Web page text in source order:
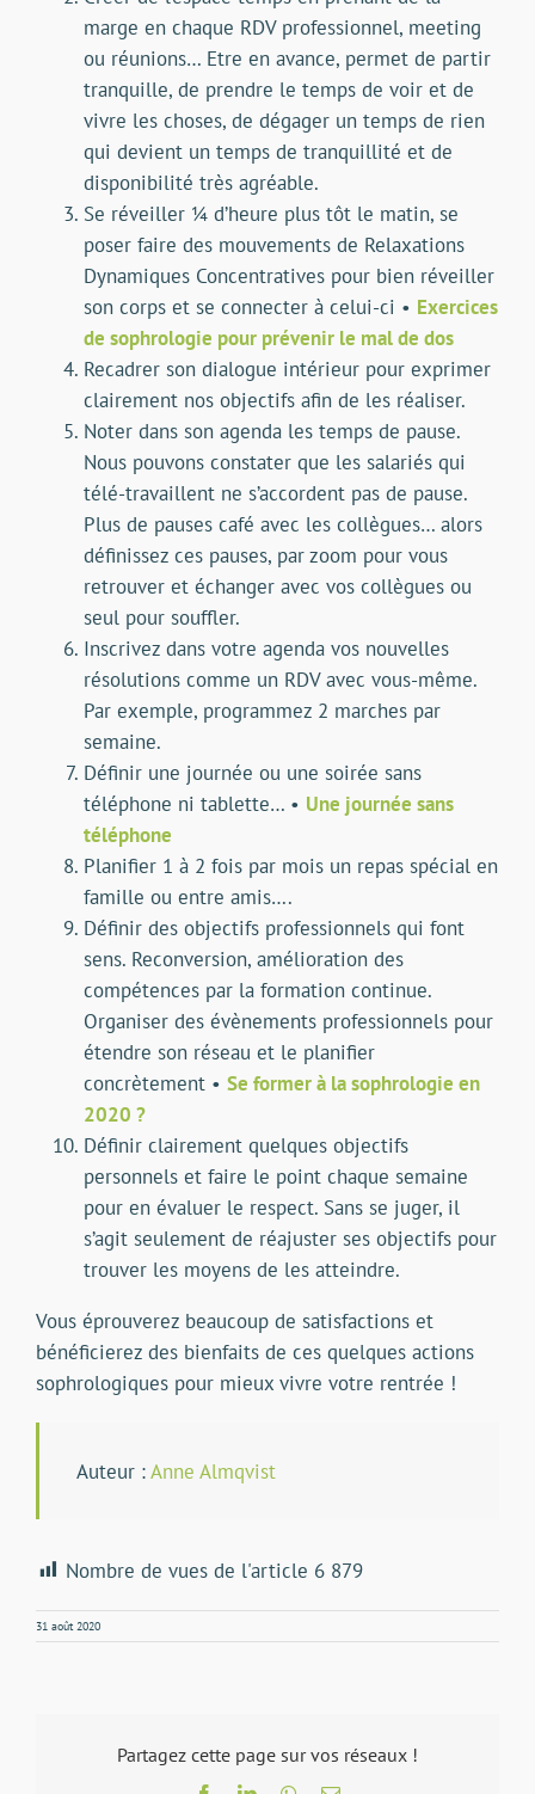
marge en chaque RDV professionnel, meeting
ou réunions… Etre en avance, permet de partir
tranquille, de prendre le temps de voir et de
vivre les choses, de dégager un temps de rien
qui devient un temps de tranquillité et de
disponibilité très agréable.
Se réveiller ¼ d’heure plus tôt le matin, se
poser faire des mouvements de Relaxations
Dynamiques Concentratives pour bien réveiller
son corps et se connecter à celui-ci • Exercices
de sophrologie pour prévenir le mal de dos
Recadrer son dialogue intérieur pour exprimer
clairement nos objectifs afin de les réaliser.
Noter dans son agenda les temps de pause.
Nous pouvons constater que les salariés qui
télé-travaillent ne s’accordent pas de pause.
Plus de pauses café avec les collègues… alors
définissez ces pauses, par zoom pour vous
retrouver et échanger avec vos collègues ou
seul pour souffler.
Inscrivez dans votre agenda vos nouvelles
résolutions comme un RDV avec vous-même.
Par exemple, programmez 2 marches par
semaine.
Définir une journée ou une soirée sans
téléphone ni tablette… • Une journée sans
téléphone
Planifier 1 à 2 fois par mois un repas spécial en
famille ou entre amis….
Définir des objectifs professionnels qui font
sens. Reconversion, amélioration des
compétences par la formation continue.
Organiser des évènements professionnels pour
étendre son réseau et le planifier
concrètement • Se former à la sophrologie en
2020 ?
Définir clairement quelques objectifs
personnels et faire le point chaque semaine
pour en évaluer le respect. Sans se juger, il
s’agit seulement de réajuster ses objectifs pour
trouver les moyens de les atteindre.
Vous éprouverez beaucoup de satisfactions et
bénéficierez des bienfaits de ces quelques actions
sophrologiques pour mieux vivre votre rentrée !
Auteur :Anne Almqvist
Nombre de vues de l'article 6 879
31 août 2020
Partagez cette page sur vos réseaux !